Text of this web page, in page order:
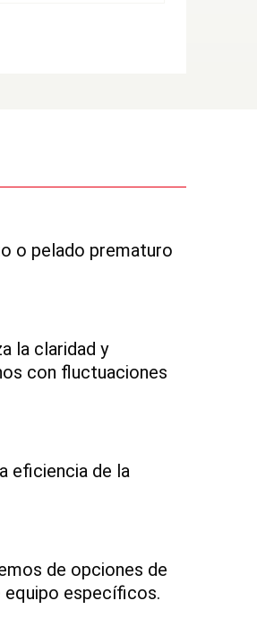
o pelado prematuro
la claridad y
con fluctuaciones
eficiencia de la
de opciones de
equipo específicos.